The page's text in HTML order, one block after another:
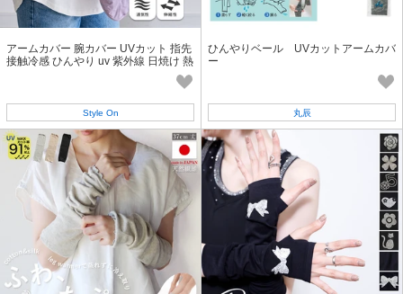
アームカバー 腕カバー UVカット 指先
接触冷感 ひんやり uv 紫外線 日焼け 熱
Style On
ひんやりベール UVカットアームカバ
ー
丸辰